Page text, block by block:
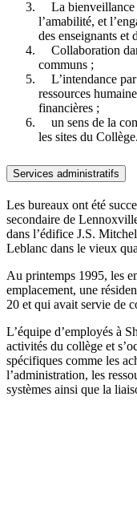
La bienveillance
l’amabilité, et
des enseignants et
Collaboration
communs ;
L’intendance par
ressources
financières ;
un sens de la
les sites du Collège.
Services administratifs
Les bureaux ont été
secondaire de
dans l’édifice J.S.
Leblanc dans le vieux
Au printemps 1995, les
emplacement, une
20 et qui avait servie de
L’équipe d’employés à
activités du collège et
spécifiques comme les
l’administration, les
systèmes ainsi que la